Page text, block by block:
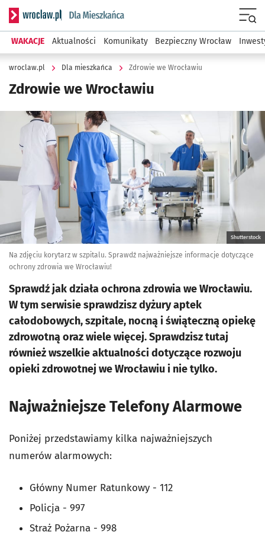
Serwis informacyjny wroclaw.pl podserwis: Dla mieszkańca
WAKACJE Aktualności Komunikaty Bezpieczny Wrocław
wroclaw.pl Dla mieszkańca Zdrowie we Wrocławiu
Zdrowie we Wrocławiu
Kliknij, aby powiększyć
Shutterstock
Na zdjęciu korytarz w szpitalu. Sprawdź najważniejsze informacje dotyczące
ochrony zdrowia we Wrocławiu!
Sprawdź jak działa ochrona zdrowia we Wrocławiu.
W tym serwisie sprawdzisz dyżury aptek
całodobowych, szpitale, nocną i świąteczną opiekę
zdrowotną oraz wiele więcej. Sprawdzisz tutaj
również wszelkie aktualności dotyczące rozwoju
opieki zdrowotnej we Wrocławiu i nie tylko.
Najważniejsze Telefony Alarmowe
Poniżej przedstawiamy kilka najważniejszych
numerów alarmowych:
Główny Numer Ratunkowy - 112
Policja - 997
Straż Pożarna - 998